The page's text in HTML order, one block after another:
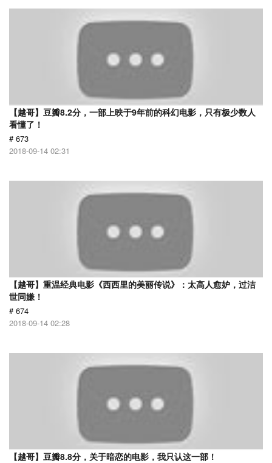
【越哥】豆瓣8.2分，一部上映于9年前的科幻电影，只有极少数人
看懂了！
# 673
2018-09-14 02:31
【越哥】重温经典电影《西西里的美丽传说》：太高人愈妒，过洁
世同嫌！
# 674
2018-09-14 02:28
【越哥】豆瓣8.8分，关于暗恋的电影，我只认这一部！